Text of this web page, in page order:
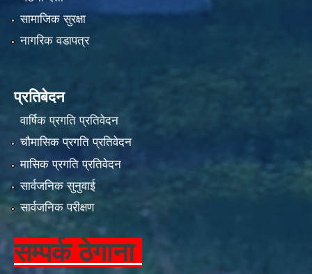
सामाजिक सुरक्षा
नागरिक वडापत्र
प्रतिबेदन
वार्षिक प्रगति प्रतिवेदन
चौमासिक प्रगति प्रतिवेदन
मासिक प्रगति प्रतिवेदन
सार्वजनिक सुनुवाई
सार्वजनिक परीक्षण
सम्पर्क ठेगाना